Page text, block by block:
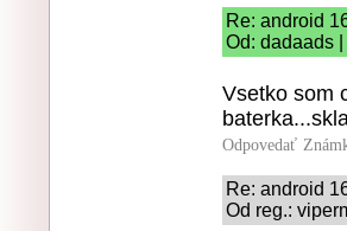
Re: android
Od: dadaads
Vsetko som
Odpovedať
Re: android
Od reg.: